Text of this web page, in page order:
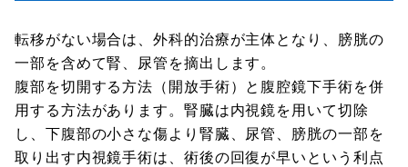
転移がない場合は、外科的治療が主体となり、膀胱の
一部を含めて腎、尿管を摘出します。
腹部を切開する方法（開放手術）と腹腔鏡下手術を併
用する方法があります。腎臓は内視鏡を用いて切除
し、下腹部の小さな傷より腎臓、尿管、膀胱の一部を
取り出す内視鏡手術は、術後の回復が早いという利点